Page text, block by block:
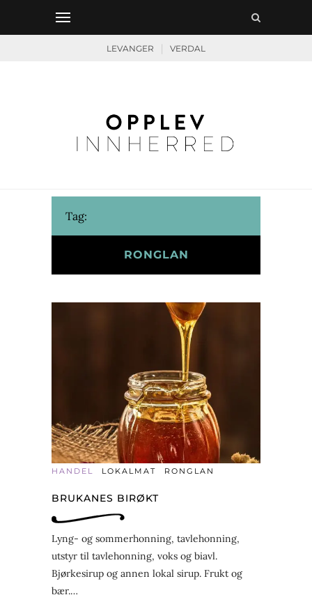
LEVANGER | VERDAL
Tag:
RONGLAN
HANDEL LOKALMAT RONGLAN
BRUKANES BIRØKT
Lyng- og sommerhonning, tavlehonning,
utstyr til tavlehonning, voks og biavl.
Bjørkesirup og annen lokal sirup. Frukt og
bær.…